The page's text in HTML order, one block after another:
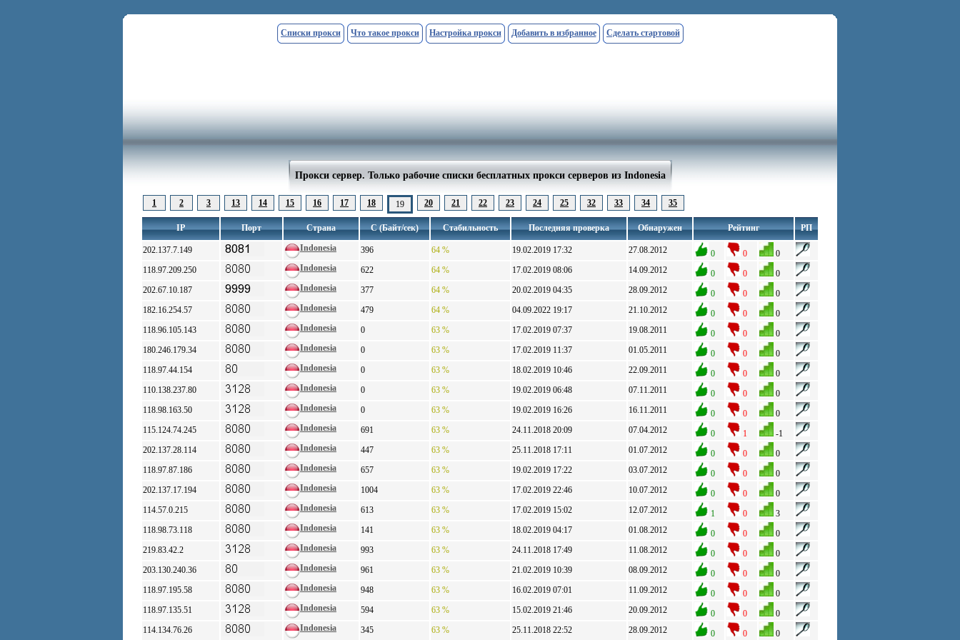
Списки прокси Что такое прокси Настройка прокси Добавить в избранное Сделать стартовой
Прокси сервер. Только рабочие списки бесплатных прокси серверов из Indonesia
1 2 3 13 14 15 16 17 18 19 20 21 22 23 24 25 32 33 34 35
IP Порт Страна С (Байт/сек) Стабильность Последняя проверка Обнаружен Рейтинг РП
202.137.7.149 Indonesia 396 64 % 19.02.2019 17:32 27.08.2012 0 0
0
118.97.209.250
Indonesia 622 64 % 17.02.2019 08:06 14.09.2012 0 0
0
202.67.10.187
Indonesia 377 64 % 20.02.2019 04:35 28.09.2012 0 0
0
182.16.254.57
Indonesia 479 64 % 04.09.2022 19:17 21.10.2012 0 0
0
118.96.105.143
Indonesia 0 63 % 17.02.2019 07:37 19.08.2011 0 0
0
180.246.179.34
Indonesia 0 63 % 17.02.2019 11:37 01.05.2011 0 0
0
118.97.44.154
Indonesia 0 63 % 18.02.2019 10:46 22.09.2011 0 0
0
110.138.237.80
Indonesia 0 63 % 19.02.2019 06:48 07.11.2011 0 0
0
118.98.163.50
Indonesia 0 63 % 19.02.2019 16:26 16.11.2011 0 0
0
115.124.74.245
Indonesia 691 63 % 24.11.2018 20:09 07.04.2012 0 1
-1
202.137.28.114
Indonesia 447 63 % 25.11.2018 17:11 01.07.2012 0 0
0
118.97.87.186
Indonesia 657 63 % 19.02.2019 17:22 03.07.2012 0 0
0
202.137.17.194
Indonesia 1004 63 % 17.02.2019 22:46 10.07.2012 0 0
0
114.57.0.215
Indonesia 613 63 % 17.02.2019 15:02 12.07.2012 1 0
3
118.98.73.118
Indonesia 141 63 % 18.02.2019 04:17 01.08.2012 0 0
0
219.83.42.2
Indonesia 993 63 % 24.11.2018 17:49 11.08.2012 0 0
0
203.130.240.36
Indonesia 961 63 % 21.02.2019 10:39 08.09.2012 0 0
0
118.97.195.58
Indonesia 948 63 % 16.02.2019 07:01 11.09.2012 0 0
0
118.97.135.51
Indonesia 594 63 % 15.02.2019 21:46 20.09.2012 0 0
0
114.134.76.26
Indonesia 345 63 % 25.11.2018 22:52 28.09.2012 0 0 0